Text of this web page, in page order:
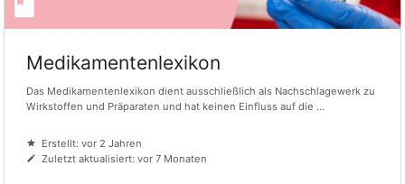
Medikamentenlexikon
Das Medikamentenlexikon dient ausschließlich als Nachschlagewerk zu
Wirkstoffen und Präparaten und hat keinen Einfluss auf die ...
Erstellt: vor 2 Jahren
Zuletzt aktualisiert: vor 7 Monaten